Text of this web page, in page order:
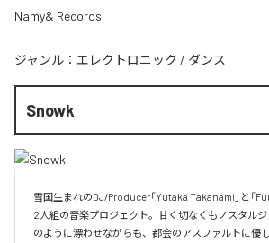
Namy& Records
ジャンル： エレクトロニック / ダンス
Snowk
雪国生まれのDJ/Producer「Yutaka Takanami」と「
2人組の音楽プロジェクト。甘く切なくもノスタルジ
のように漂わせながらも、都会のアスファルトに優し